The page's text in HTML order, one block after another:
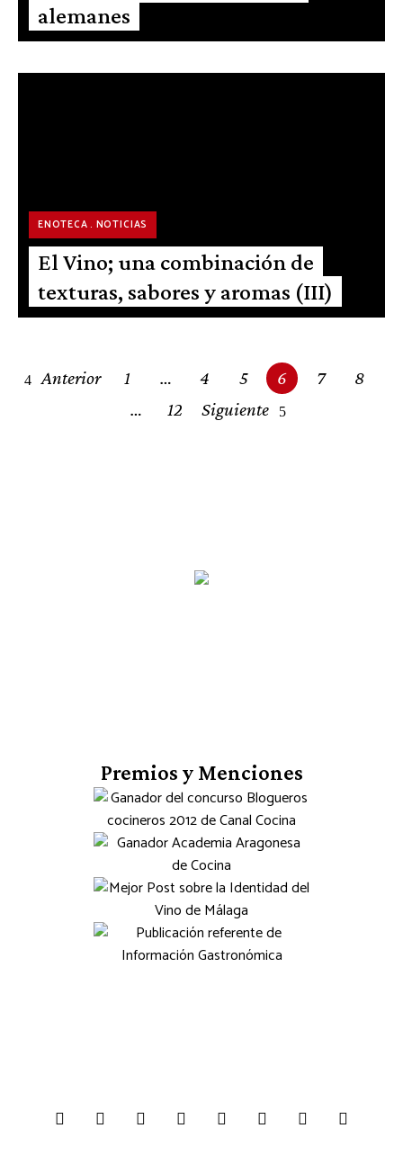
alemanes
ENOTECA NOTICIAS
El Vino; una combinación de
texturas, sabores y aromas (III)
Posts
Anterior 1 … 4 5 6 7
8
…
12 Siguiente
Premios y Menciones